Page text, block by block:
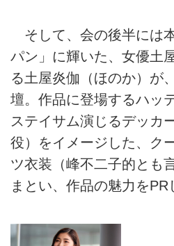
そして、会の後半には
パン」に輝いた、女優土
る土屋炎伽（ほのか）が
壇。作品に登場するハッ
ステイサム演じるデッカ
役）をイメージした、ク
ツ衣装（峰不二子的とも
まとい、作品の魅力をPR